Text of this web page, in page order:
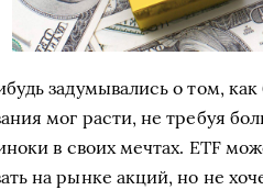
задумывались о том,
мог расти, не требуя
в своих мечтах. ETF
на рынке акций, но не